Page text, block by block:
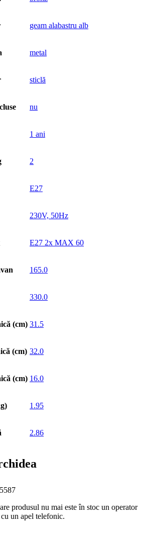
geam alabastru alb
metal
sticlă
nu
1 ani
2
E27
230V, 50Hz
E27 2x MAX 60
165.0
330.0
(cm) 31.5
(cm) 32.0
(cm) 16.0
1.95
2.86
produsul nu mai este în stoc un operator
un apel telefonic.